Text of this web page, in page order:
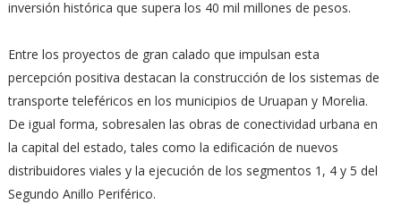
inversión histórica que supera los 40 mil millones de pesos.
Entre los proyectos de gran calado que impulsan esta
percepción positiva destacan la construcción de los sistemas de
transporte teleféricos en los municipios de Uruapan y Morelia.
De igual forma, sobresalen las obras de conectividad urbana en
la capital del estado, tales como la edificación de nuevos
distribuidores viales y la ejecución de los segmentos 1, 4 y 5 del
Segundo Anillo Periférico.